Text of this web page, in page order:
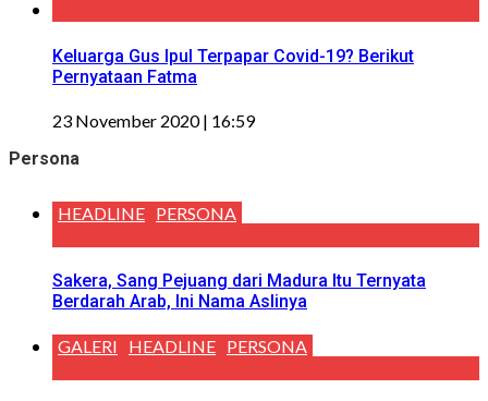
Keluarga Gus Ipul Terpapar Covid-19? Berikut
Pernyataan Fatma
23 November 2020 | 16:59
Persona
HEADLINE PERSONA
Sakera, Sang Pejuang dari Madura Itu Ternyata
Berdarah Arab, Ini Nama Aslinya
GALERI HEADLINE PERSONA